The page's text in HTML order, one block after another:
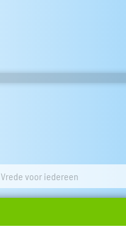
Vrede voor iedereen